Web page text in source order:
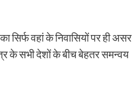
वहां के निवासियों पर ही असर
के सभी देशों के बीच बेहतर समन्वय